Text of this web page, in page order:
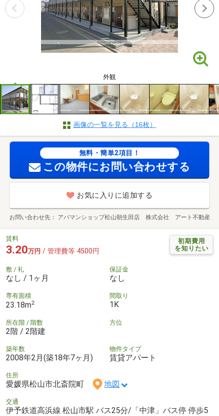
外観
画像の一覧を見る（16枚）
無料・簡単2項目！
この物件にお問い合わせする
お気に入りに追加する
お問い合わせ先 アパマンショップ松山朝生田店 株式会社 アート不動産
初期費用
を知りたい
賃料
3.20万円 / 管理費等 4500円
敷 / 礼
なし / 1ヶ月
保証金
なし
専有面積
23.18m2
間取り
1K
所在階 / 階数
2階 / 2階建
方位
築年数
2008年2月(築18年7ヶ月)
物件タイプ
賃貸アパート
住所
愛媛県松山市北斎院町 地図
交通
伊予鉄道高浜線 松山市駅 バス25分/「中津」バス停 停歩5